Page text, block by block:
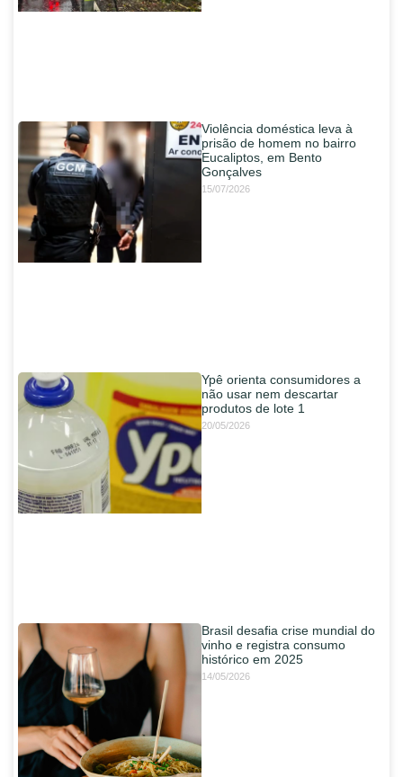
Violência doméstica leva à
prisão de homem no bairro
Eucaliptos, em Bento
Gonçalves
15/07/2026
Ypê orienta consumidores a
não usar nem descartar
produtos de lote 1
20/05/2026
Brasil desafia crise mundial do
vinho e registra consumo
histórico em 2025
14/05/2026